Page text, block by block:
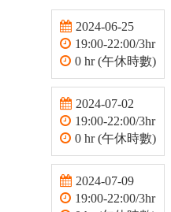
2024-06-25
19:00-22:00/3hr
0 hr (午休時數)
2024-07-02
19:00-22:00/3hr
0 hr (午休時數)
2024-07-09
19:00-22:00/3hr